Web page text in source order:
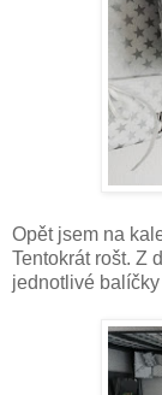
Opět jsem na
Tentokrát rošt. Z
jednotlivé